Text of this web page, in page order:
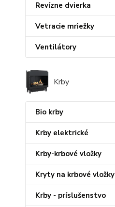
Revízne dvierka
Vetracie mriežky
Ventilátory
Krby
Bio krby
Krby elektrické
Krby-krbové vložky
Kryty na krbové vložky
Krby - príslušenstvo